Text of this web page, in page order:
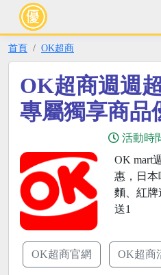
首頁 OK超商
OK超商週週
專屬獨享商品
活動時
OK mart
惠，日
麵、紅牌
送1
OK超商官網 OK超商